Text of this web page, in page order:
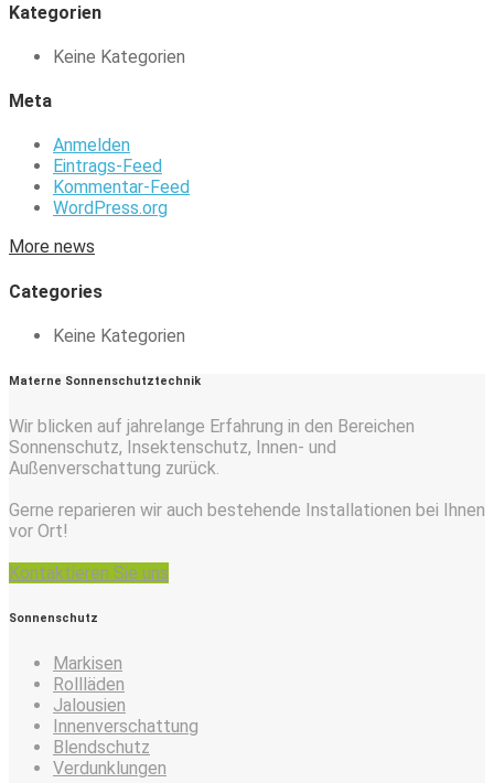
Kategorien
Keine Kategorien
Meta
Anmelden
Eintrags-Feed
Kommentar-Feed
WordPress.org
More news
Categories
Keine Kategorien
Materne Sonnenschutztechnik
Wir blicken auf jahrelange Erfahrung in den Bereichen
Sonnenschutz, Insektenschutz, Innen- und
Außenverschattung zurück.
Gerne reparieren wir auch bestehende Installationen bei Ihnen
vor Ort!
Kontaktieren Sie uns
Sonnenschutz
Markisen
Rollläden
Jalousien
Innenverschattung
Blendschutz
Verdunklungen